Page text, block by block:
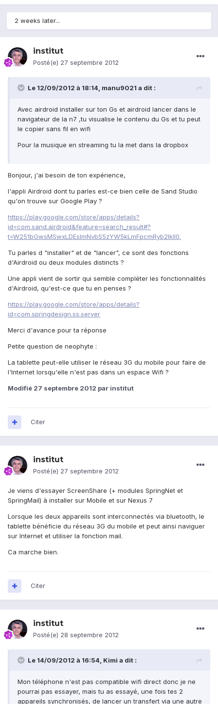
2 weeks later...
institut
Posté(e) 27 septembre 2012
Le 12/09/2012 à 18:14, manu9021 a dit :
Avec airdroid installer sur ton Gs et airdroid lancer dans le
navigateur de la n7 ,tu visualise le contenu du Gs et tu peut
le copier sans fil en wifi
Pour la musique en streaming tu la met dans la dropbox
Bonjour, j'ai besoin de ton expérience,
l'appli Airdroid dont tu parles est-ce bien celle de Sand Studio
qu'on trouve sur Google Play ?
https://play.google.com/store/apps/details?
id=com.sand.airdroid&feature=search_result#?
t=W251bGwsMSwxLDEsImNvbS5zYW5kLmFpcmRyb2lkIl0.
Tu parles d "installer" et de "lancer", ce sont des fonctions
d'Airdroid ou deux modules distincts ?
Une appli vient de sortir qui semble compléter les fonctionnalités
d'Airdroid, qu'est-ce que tu en penses ?
https://play.google.com/store/apps/details?
id=com.springdesign.ss.server
Merci d'avance pour ta réponse
Petite question de neophyte :
La tablette peut-elle utiliser le réseau 3G du mobile pour faire de
l'Internet lorsqu'elle n'est pas dans un espace Wifi ?
Modifié 27 septembre 2012 par institut
Citer
institut
Posté(e) 27 septembre 2012
Je viens d'essayer ScreenShare (+ modules SpringNet et
SpringMail) à installer sur Mobile et sur Nexus 7
Lorsque les deux appareils sont interconnectés via bluetooth, le
tablette bénéficie du réseau 3G du mobile et peut ainsi naviguer
sur Internet et utiliser la fonction mail.
Ca marche bien.
Citer
institut
Posté(e) 28 septembre 2012
Le 14/09/2012 à 16:54, Kimi a dit :
Mon téléphone n'est pas compatible wifi direct donc je ne
pourrai pas essayer, mais tu as essayé, une fois tes 2
appareils synchronisés, de lancer un transfert via une autre